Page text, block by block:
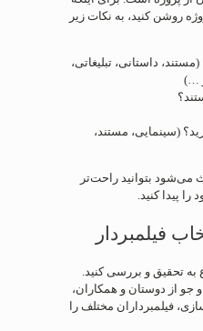
روشن کنید، به نکات زیر
داستانی، تبلیغاتی،
…)
(سینمایی، مستند،
می‌شود بتوانید راحت‌تر
پیدا کنید.
فیلمبردار
به تحقیق و بررسی کنید.
جو از دوستان و همکاران،
فیلمبرداران مختلف را